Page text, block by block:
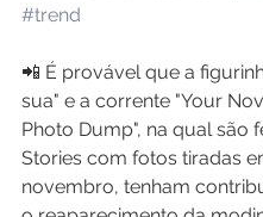
#trend
📲 É provável que a
sua" e a corrente "Your
Photo Dump", na qual são
Stories com fotos tiradas
novembro, tenham